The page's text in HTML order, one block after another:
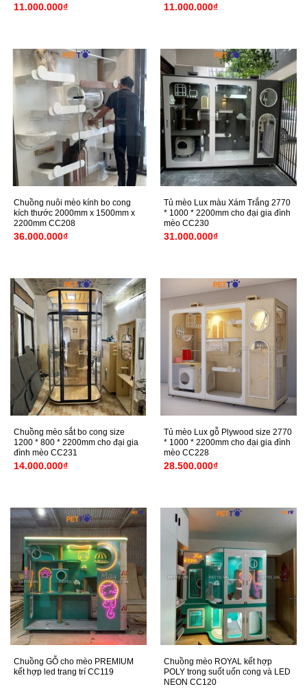
11.000.000₫ 11.000.000₫
Chuồng nuôi mèo kính bo cong
kích thước 2000mm x 1500mm x
2200mm CC208
36.000.000₫
Tủ mèo Lux màu Xám Trắng 2770
* 1000 * 2200mm cho đại gia đình
mèo CC230
31.000.000₫
Chuồng mèo sắt bo cong size
1200 * 800 * 2200mm cho đại gia
đình mèo CC231
14.000.000₫
Tủ mèo Lux gỗ Plywood size 2770
* 1000 * 2200mm cho đại gia đình
mèo CC228
28.500.000₫
Chuồng GỖ cho mèo PREMIUM
kết hợp led trang trí CC119
Chuồng mèo ROYAL kết hợp
POLY trong suốt uốn cong và LED
NEON CC120